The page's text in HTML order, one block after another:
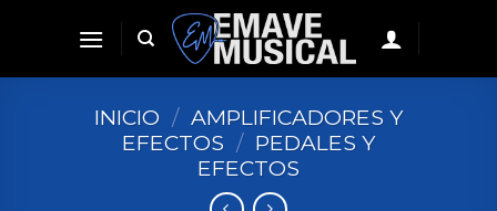
INICIO / AMPLIFICADORES Y
EFECTOS / PEDALES Y
EFECTOS